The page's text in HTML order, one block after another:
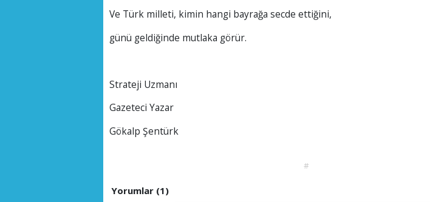
Ve Türk milleti, kimin hangi bayrağa secde ettiğini,
günü geldiğinde mutlaka görür.
Strateji Uzmanı
Gazeteci Yazar
Gökalp Şentürk
#
Yorumlar (1)